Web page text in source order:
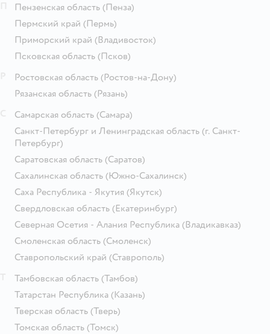
Пензенская область (Пенза)
Пермский край (Пермь)
Приморский край (Владивосток)
Псковская область (Псков)
Ростовская область (Ростов-на-Дону)
Рязанская область (Рязань)
Самарская область (Самара)
Санкт-Петербург и Ленинградская область (г. Санкт-
Петербург)
Саратовская область (Саратов)
Сахалинская область (Южно-Сахалинск)
Саха Республика - Якутия (Якутск)
Свердловская область (Екатеринбург)
Северная Осетия - Алания Республика (Владикавказ)
Смоленская область (Смоленск)
Ставропольский край (Ставрополь)
Тамбовская область (Тамбов)
Татарстан Республика (Казань)
Тверская область (Тверь)
Томская область (Томск)